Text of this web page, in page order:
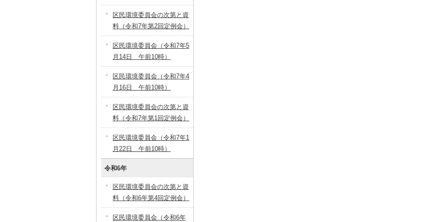
区民環境委員会の次第と資
料（令和7年第2回定例会）
区民環境委員会（令和7年5
月14日 午前10時）
区民環境委員会（令和7年4
月16日 午前10時）
区民環境委員会の次第と資
料（令和7年第1回定例会）
区民環境委員会（令和7年1
月22日 午前10時）
令和6年
区民環境委員会の次第と資
料（令和6年第4回定例会）
区民環境委員会（令和6年